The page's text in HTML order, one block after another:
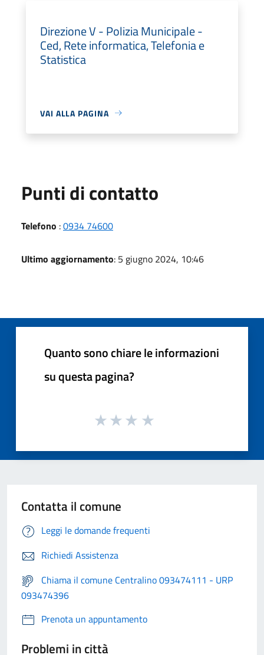
Direzione V - Polizia Municipale -
Ced, Rete informatica, Telefonia e
Statistica
VAI ALLA PAGINA
Punti di contatto
Telefono :0934 74600
Ultimo aggiornamento: 5 giugno 2024, 10:46
Quanto sono chiare le informazioni
su questa pagina?
Contatta il comune
Leggi le domande frequenti
Richiedi Assistenza
Chiama il comune Centralino 093474111 - URP
093474396
Prenota un appuntamento
Problemi in città